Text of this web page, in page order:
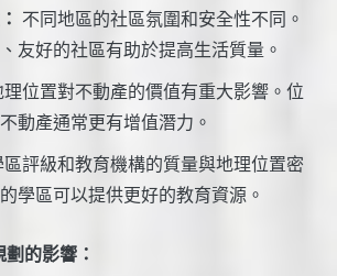
不同地區的社區氛圍和安全性不同。
友好的社區有助於提高生活質量。
理位置對不動產的價值有重大影響。位
動產通常更有增值潛力。
區評級和教育機構的質量與地理位置密
學區可以提供更好的教育資源。
的影響：